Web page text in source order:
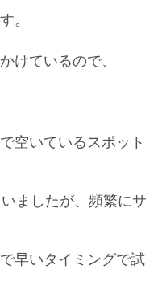
。
けているので、
で空いているスポット
ましたが、頻繁にサ
早いタイミングで試